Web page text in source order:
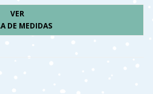
VER
DE MEDIDAS